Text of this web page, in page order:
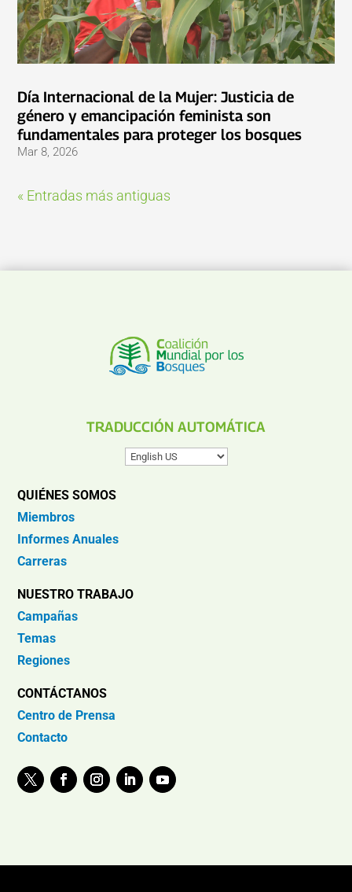
Día Internacional de la Mujer: Justicia de
género y emancipación feminista son
fundamentales para proteger los bosques
Mar 8, 2026
« Entradas más antiguas
TRADUCCIÓN AUTOMÁTICA
QUIÉNES SOMOS
Miembros
Informes Anuales
Carreras
NUESTRO TRABAJO
Campañas
Temas
Regiones
CONTÁCTANOS
Centro de Prensa
Contacto